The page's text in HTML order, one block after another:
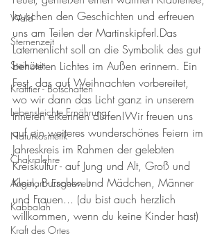
Wald
Sternenzeit
Steinzeit
Krafttier - Botschaften
Lebensleichte Ernährung
Naturkosmetik
Chakralehre
Angelart - Engelwelt
Kabbalah
Kraft des Ortes
lauschen den Geschichten und erfreuen
uns am Teilen der Martinskipferl.Das
Laternenlicht soll an die Symbolik des gut
behüteten Lichtes im Außen erinnern. Ein
Fest, das auf Weihnachten vorbereitet,
wo wir dann das Licht ganz in unserem
Inneren erkennen dürfen!Wir freuen uns
auf ein weiteres wunderschönes Feiern im
Jahreskreis im Rahmen der gelebten
Kreiskultur - auf Jung und Alt, Groß und
Klein, Burschen und Mädchen, Männer
und Frauen... (du bist auch herzlich
willkommen, wenn du keine Kinder hast)